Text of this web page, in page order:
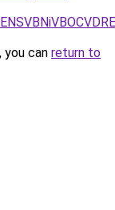
can return to